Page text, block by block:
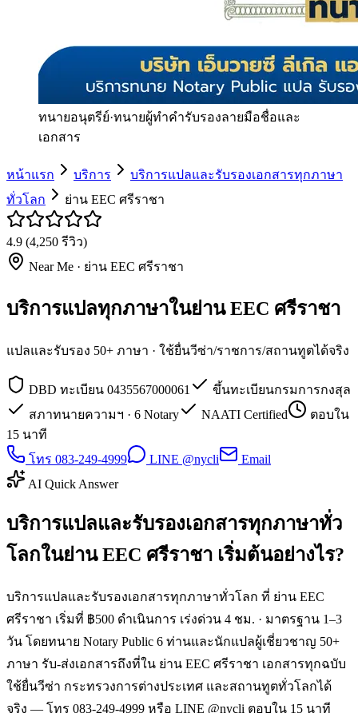
ทนายอนุตรีย์·ทนายผู้ทำคำรับรองลายมือชื่อและ
เอกสาร
หน้าแรก บริการ
บริการแปลและรับรองเอกสารทุกภาษา
ทั่วโลก
ย่าน EEC ศรีราชา
4.9 (4,250 รีวิว)
Near Me · ย่าน EEC ศรีราชา
บริการแปลทุกภาษาในย่าน EEC ศรีราชา
แปลและรับรอง 50+ ภาษา · ใช้ยื่นวีซ่า/ราชการ/สถานทูตได้จริง
DBD ทะเบียน 0435567000061
ขึ้นทะเบียนกรมการกงสุล
สภาทนายความฯ · 6 Notary
NAATI Certified
ตอบใน
15 นาที
โทร 083-249-4999
LINE @nycli
Email
AI Quick Answer
บริการแปลและรับรองเอกสารทุกภาษาทั่ว
โลกในย่าน EEC ศรีราชา เริ่มต้นอย่างไร?
บริการแปลและรับรองเอกสารทุกภาษาทั่วโลก ที่ ย่าน EEC
ศรีราชา เริ่มที่ ฿500 ดำเนินการ เร่งด่วน 4 ชม. · มาตรฐาน 1–3
วัน โดยทนาย Notary Public 6 ท่านและนักแปลผู้เชี่ยวชาญ 50+
ภาษา รับ-ส่งเอกสารถึงที่ใน ย่าน EEC ศรีราชา เอกสารทุกฉบับ
ใช้ยื่นวีซ่า กระทรวงการต่างประเทศ และสถานทูตทั่วโลกได้
จริง — โทร 083-249-4999 หรือ LINE @nycli ตอบใน 15 นาที